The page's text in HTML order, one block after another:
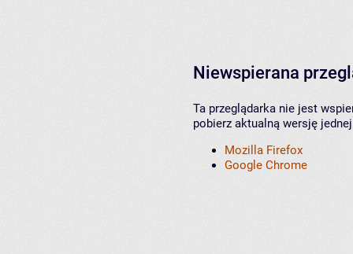
Niewspierana
Ta przeglądarka nie jest
pobierz aktualną wersję
Mozilla Firefox
Google Chrome